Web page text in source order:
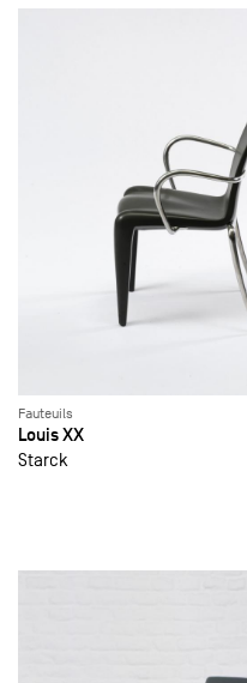
Fauteuils
Louis XX
Starck